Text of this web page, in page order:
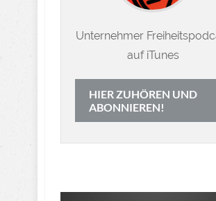
Unternehmer
auf iTunes
HIER ZUHÖREN UND
ABONNIEREN!